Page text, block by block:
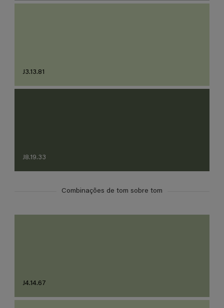
J3.13.81
J8.19.33
Combinações de tom sobre tom
J4.14.67